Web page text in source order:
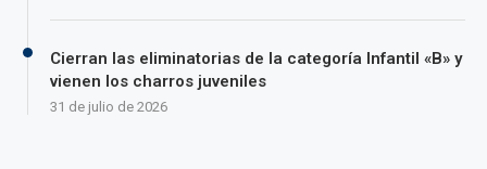
Cierran las eliminatorias de la categoría Infantil «B» y
vienen los charros juveniles
31 de julio de 2026